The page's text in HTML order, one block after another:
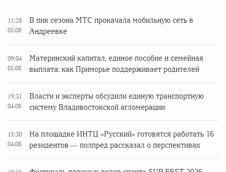
11:28
05.08
В пик сезона МТС прокачала мобильную сеть в
Андреевке
09:04
05.08
Материнский капитал, единое пособие и семейная
выплата: как Приморье поддерживает родителей
19:31
04.08
Власти и эксперты обсудили единую транспортную
систему Владивостокской агломерации
13:30
04.08
На площадке ИНТЦ «Русский» готовятся работать 16
резидентов — полпред рассказал о перспективах